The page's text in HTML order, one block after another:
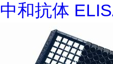
中和抗体